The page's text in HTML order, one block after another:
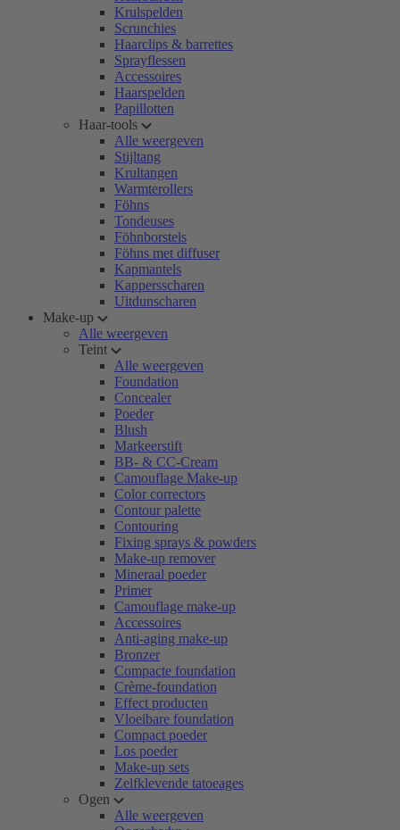
Krulspelden
Scrunchies
Haarclips & barrettes
Sprayflessen
Accessoires
Haarspelden
Papillotten
Haar-tools
Alle weergeven
Stijltang
Krultangen
Warmterollers
Föhns
Tondeuses
Föhnborstels
Föhns met diffuser
Kapmantels
Kappersscharen
Uitdunscharen
Make-up
Alle weergeven
Teint
Alle weergeven
Foundation
Concealer
Poeder
Blush
Markeerstift
BB- & CC-Cream
Camouflage Make-up
Color correctors
Contour palette
Contouring
Fixing sprays & powders
Make-up remover
Mineraal poeder
Primer
Camouflage make-up
Accessoires
Anti-aging make-up
Bronzer
Compacte foundation
Crème-foundation
Effect producten
Vloeibare foundation
Compact poeder
Los poeder
Make-up sets
Zelfklevende tatoeages
Ogen
Alle weergeven